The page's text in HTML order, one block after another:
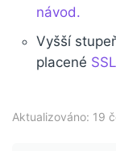
návod.
Vyšší
placené
Aktualizováno: 19